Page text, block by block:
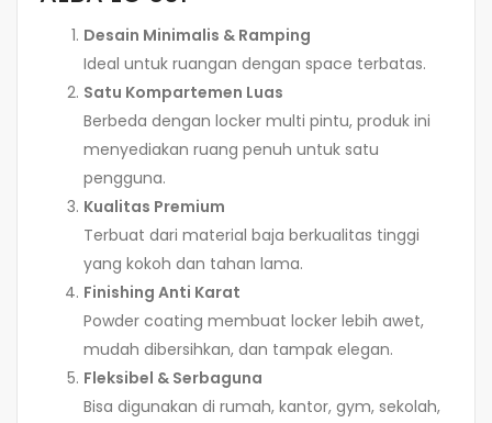
Desain Minimalis & Ramping
Ideal untuk ruangan dengan space terbatas.
Satu Kompartemen Luas
Berbeda dengan locker multi pintu, produk ini
menyediakan ruang penuh untuk satu
pengguna.
Kualitas Premium
Terbuat dari material baja berkualitas tinggi
yang kokoh dan tahan lama.
Finishing Anti Karat
Powder coating membuat locker lebih awet,
mudah dibersihkan, dan tampak elegan.
Fleksibel & Serbaguna
Bisa digunakan di rumah, kantor, gym, sekolah,